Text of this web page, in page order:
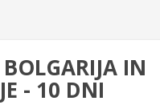
IN
- 10 DNI